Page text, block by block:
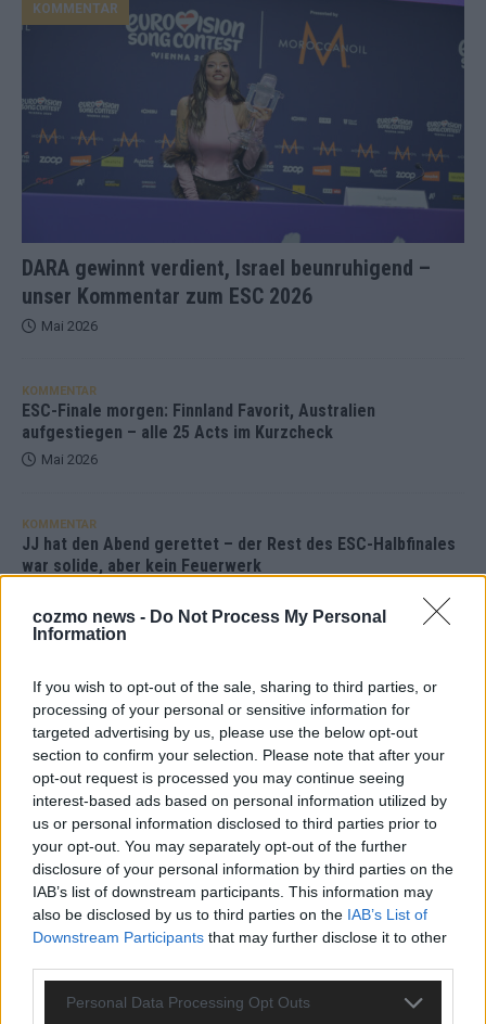
cozmo news - Do Not Process My Personal
Information
If you wish to opt-out of the sale, sharing to third parties, or
processing of your personal or sensitive information for
targeted advertising by us, please use the below opt-out
section to confirm your selection. Please note that after your
opt-out request is processed you may continue seeing
interest-based ads based on personal information utilized by
us or personal information disclosed to third parties prior to
your opt-out. You may separately opt-out of the further
disclosure of your personal information by third parties on the
IAB’s list of downstream participants. This information may
also be disclosed by us to third parties on the IAB’s List of
Downstream Participants that may further disclose it to other
Personal Data Processing Opt Outs
DARA gewinnt verdient, Israel beunruhigend –
unser Kommentar zum ESC 2026
KOMMENTAR
Mai 2026
KOMMENTAR
ESC-Finale morgen: Finnland Favorit, Australien
aufgestiegen – alle 25 Acts im Kurzcheck
Mai 2026
KOMMENTAR
JJ hat den Abend gerettet – der Rest des ESC-Halbfinales
war solide, aber kein Feuerwerk
ESC-Halbfinale 2: Das sagen die Wettquoten – vier sicher,
sechs zittern, einer chancenlos!
Mai 2026
KOMMENTAR
Wer zahlt, steht im Finale – ist das beim ESC wirklich fair?
Eurovision Song Contest 2026: Das erste Halbfinale – der
Abend in Bildern
Mai 2026